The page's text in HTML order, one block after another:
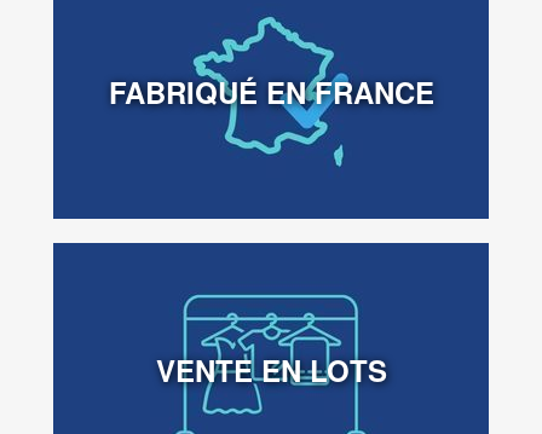
FABRIQUÉ EN FRANCE
VENTE EN LOTS